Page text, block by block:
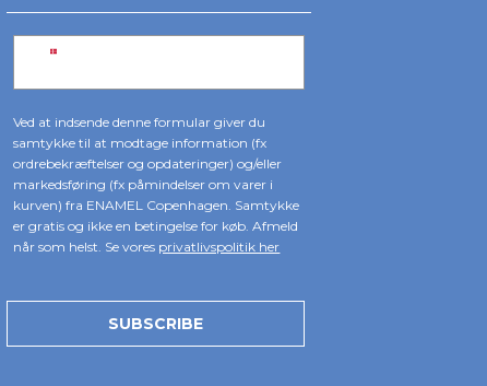
Ved at indsende denne formular giver du
samtykke til at modtage information (fx
ordrebekræftelser og opdateringer) og/eller
markedsføring (fx påmindelser om varer i
kurven) fra ENAMEL Copenhagen. Samtykke
er gratis og ikke en betingelse for køb. Afmeld
når som helst. Se vores privatlivspolitik her
SUBSCRIBE